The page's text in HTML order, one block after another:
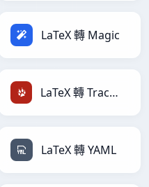
LaTeX 轉 Magic
LaTeX 轉 TracWiki
LaTeX 轉 YAML